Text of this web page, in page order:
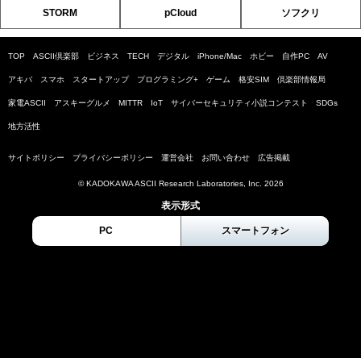
STORM pCloud ソフクリ
TOP ASCII倶楽部 ビジネス TECH デジタル iPhone/Mac ホビー 自作PC AV
アキバ スマホ スタートアップ プログラミング+ ゲーム 格安SIM 倶楽部情報局
家電ASCII アスキーグルメ MITTR IoT サイバーセキュリティ小説コンテスト SDGs
地方活性
サイトポリシー プライバシーポリシー 運営会社 お問い合わせ 広告掲載
© KADOKAWA ASCII Research Laboratories, Inc. 2026
表示形式
PC スマートフォン